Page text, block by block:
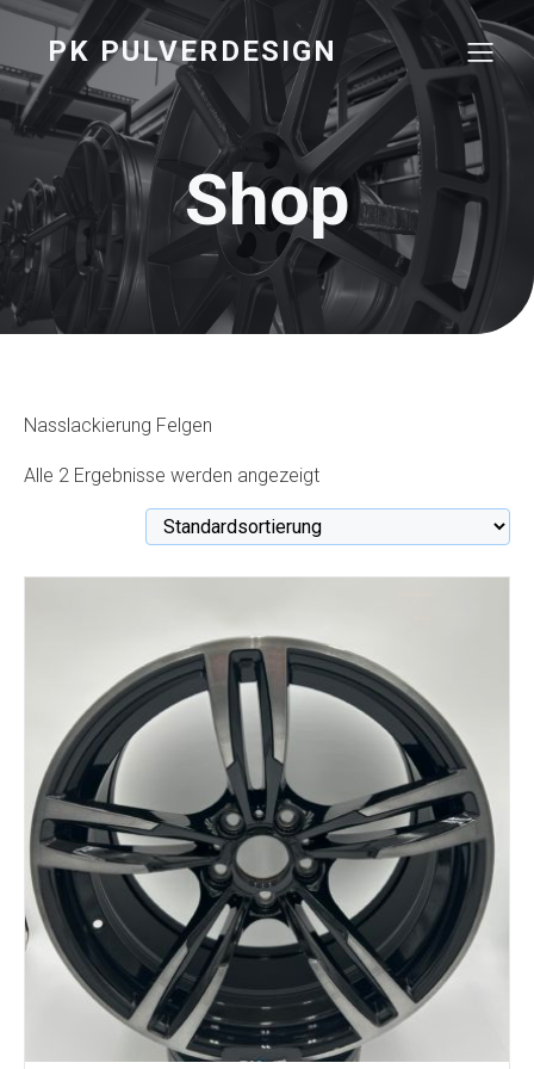
PK PULVERDESIGN
Shop
Nasslackierung Felgen
Alle 2 Ergebnisse werden angezeigt